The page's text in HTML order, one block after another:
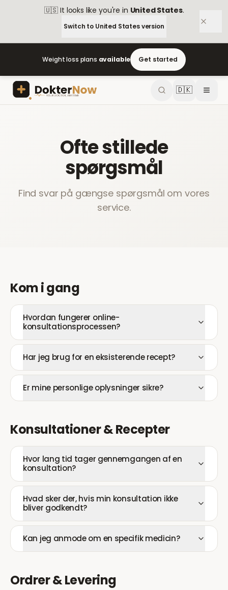
🇺🇸 It looks like you're in United States.
Switch to United Statesversion
Weight loss plans available Get started
🇩🇰
Ofte stillede
spørgsmål
Find svar på gængse spørgsmål om vores
service.
Kom i gang
Hvordan fungerer online-
konsultationsprocessen?
Har jeg brug for en eksisterende recept?
Er mine personlige oplysninger sikre?
Konsultationer & Recepter
Hvor lang tid tager gennemgangen af en
konsultation?
Hvad sker der, hvis min konsultation ikke
bliver godkendt?
Kan jeg anmode om en specifik medicin?
Ordrer & Levering